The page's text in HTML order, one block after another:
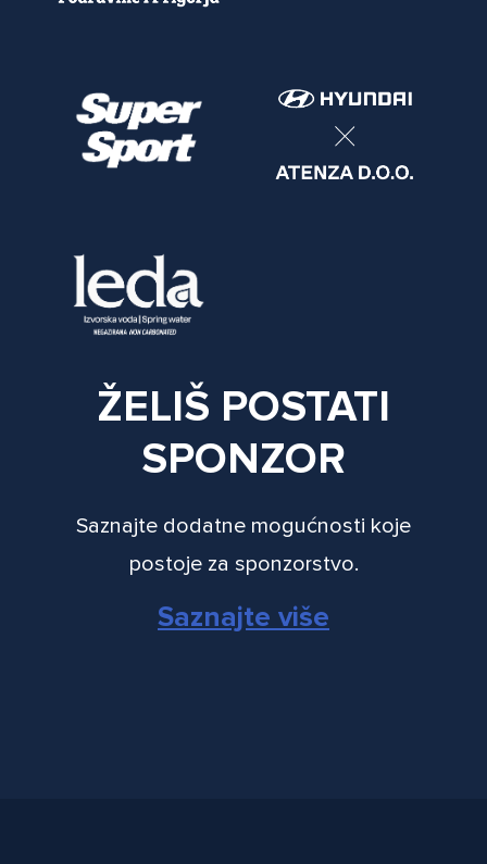
ŽELIŠ POSTATI
SPONZOR
Saznajte dodatne mogućnosti koje
postoje za sponzorstvo.
Saznajte više